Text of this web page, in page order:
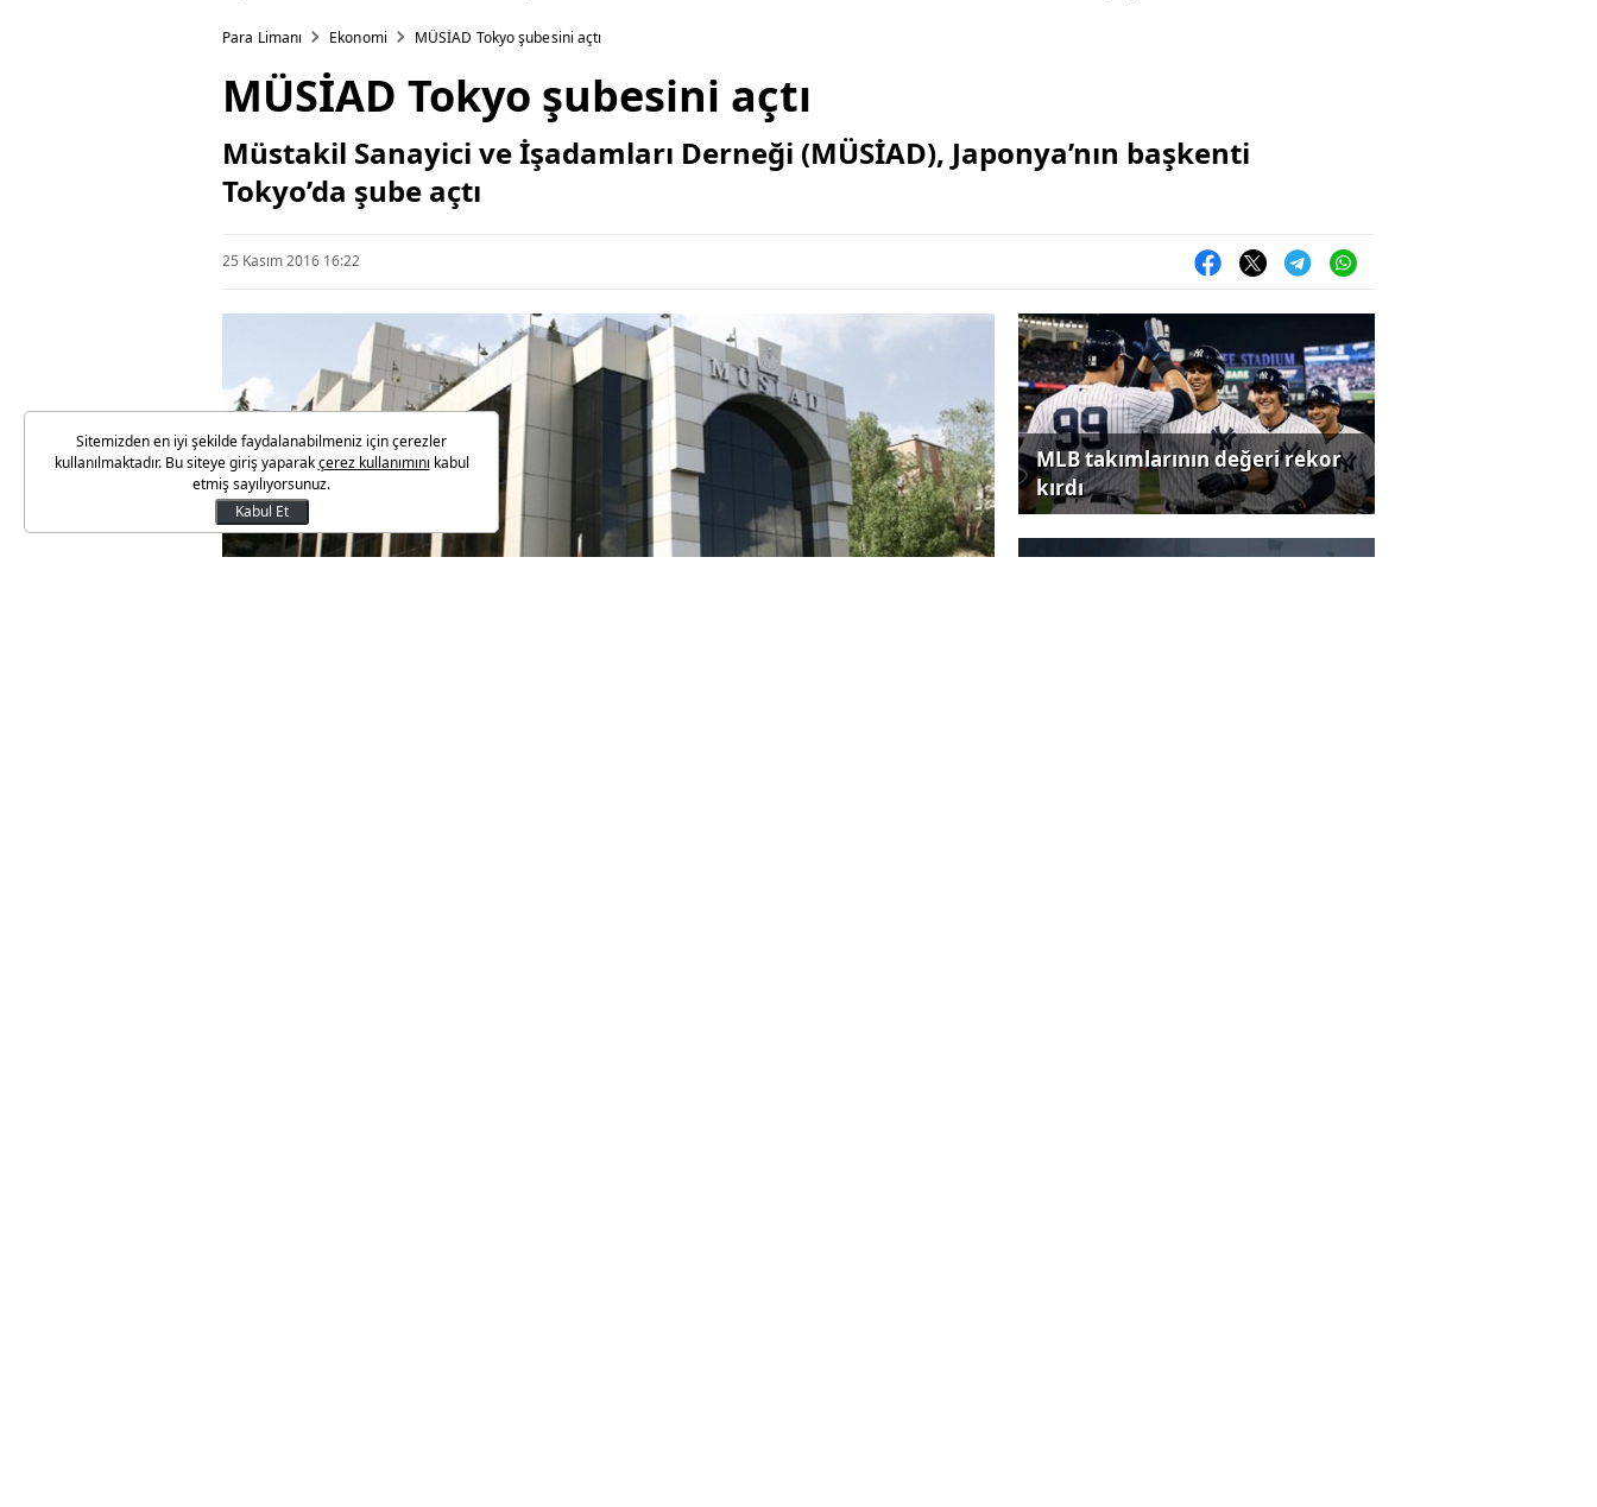
Para Limanı Ekonomi MÜSİAD Tokyo şubesini açtı
MÜSİAD Tokyo şubesini açtı
Müstakil Sanayici ve İşadamları Derneği (MÜSİAD), Japonya’nın başkenti
Tokyo’da şube açtı
25 Kasım 2016 16:22
MLB takımlarının değeri rekor
kırdı
Sitemizden en iyi şekilde faydalanabilmeniz için çerezler
kullanılmaktadır. Bu siteye giriş yaparakçerez kullanımını kabul
etmiş sayılıyorsunuz.
Kabul Et